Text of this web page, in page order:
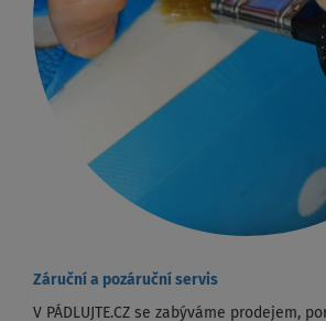
Záruční a pozáruční servis
V PÁDLUJTE.CZ se zabýváme prodejem,